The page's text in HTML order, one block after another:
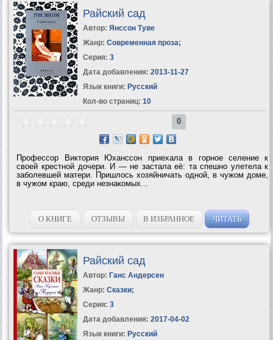
Райский сад
Автор: Янссон Туве
Жанр: Современная проза;
Серия: 3
Дата добавления: 2013-11-27
Язык книги: Русский
Кол-во страниц: 10
0
Профессор Виктория Юханссон приехала в горное селение к
своей крестной дочери. И — не застала её: та спешно улетела к
заболевшей матери. Пришлось хозяйничать одной, в чужом доме,
в чужом краю, среди незнакомых...
О КНИГЕ ОТЗЫВЫ В ИЗБРАННОЕ ЧИТАТЬ
Райский сад
Автор: Ганс Андерсен
Жанр: Сказки;
Серия: 3
Дата добавления: 2017-04-02
Язык книги: Русский